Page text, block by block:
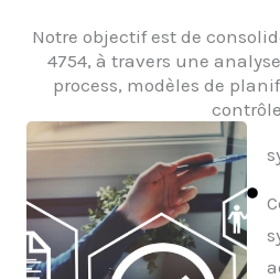
Notre objectif est de
4754, à travers une
process, modèles de
contrôle